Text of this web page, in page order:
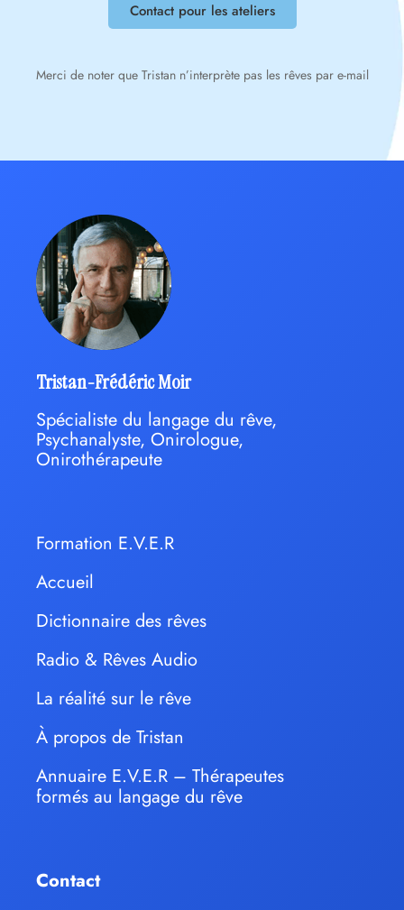
Contact pour les ateliers
Merci de noter que Tristan n’interprète pas les rêves par e-mail
Tristan-Frédéric Moir
Spécialiste du langage du rêve,
Psychanalyste, Onirologue,
Onirothérapeute
Formation E.V.E.R
Accueil
Dictionnaire des rêves
Radio & Rêves Audio
La réalité sur le rêve
À propos de Tristan
Annuaire E.V.E.R – Thérapeutes
formés au langage du rêve
Contact